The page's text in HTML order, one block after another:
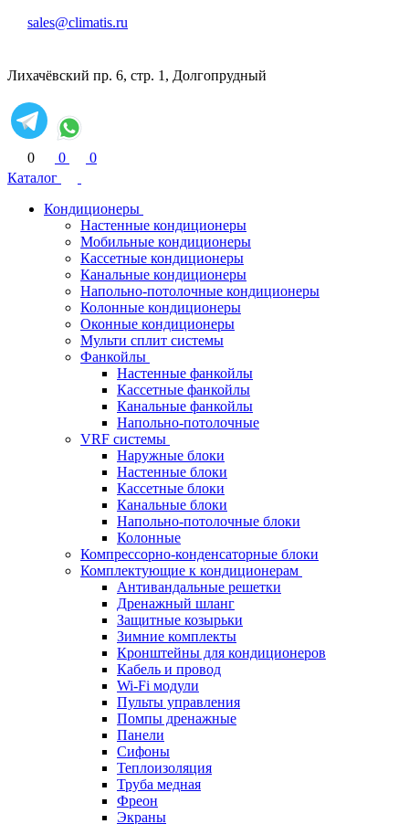
sales@climatis.ru
Лихачёвский пр. 6, стр. 1, Долгопрудный
0 0
0
Каталог
Кондиционеры
Настенные кондиционеры
Мобильные кондиционеры
Кассетные кондиционеры
Канальные кондиционеры
Напольно-потолочные кондиционеры
Колонные кондиционеры
Оконные кондиционеры
Мульти сплит системы
Фанкойлы
Настенные фанкойлы
Кассетные фанкойлы
Канальные фанкойлы
Напольно-потолочные
VRF системы
Наружные блоки
Настенные блоки
Кассетные блоки
Канальные блоки
Напольно-потолочные блоки
Колонные
Компрессорно-конденсаторные блоки
Комплектующие к кондиционерам
Антивандальные решетки
Дренажный шланг
Защитные козырьки
Зимние комплекты
Кронштейны для кондиционеров
Кабель и провод
Wi-Fi модули
Пульты управления
Помпы дренажные
Панели
Сифоны
Теплоизоляция
Труба медная
Фреон
Экраны